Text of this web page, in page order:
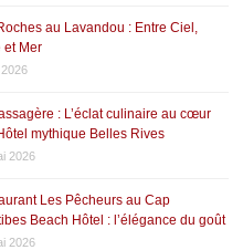
au Lavandou : Entre Ciel,
et Mer
: L’éclat culinaire au cœur
mythique Belles Rives
2026
Les Pêcheurs au Cap
Beach Hôtel : l’élégance du goût
2026